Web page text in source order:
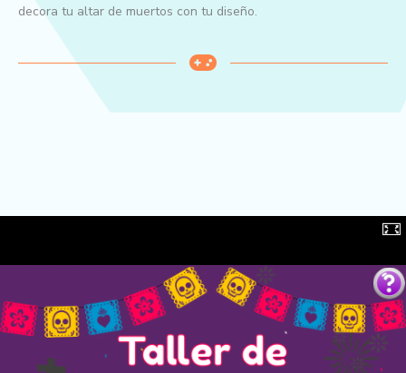
decora tu altar de muertos con tu diseño.